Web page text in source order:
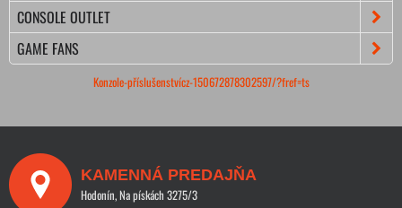
CONSOLE OUTLET
GAME FANS
Konzole-příslušenstvícz-150672878302597/?fref=ts
KAMENNÁ PREDAJŇA
Hodonín, Na pískách 3275/3